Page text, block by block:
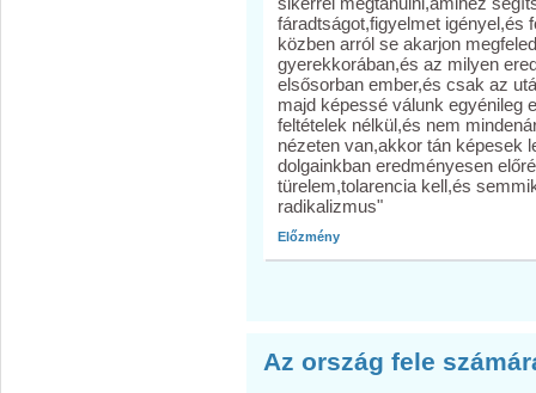
fáradtságot,figyelmet igényel,és
közben arról se akarjon
gyerekkorában,és az milyen
elsősorban ember,és csak az
majd képessé válunk egyénileg
feltételek nélkül,és nem
nézeten van,akkor tán képesek
dolgainkban eredményesen
türelem,tolarencia kell,és
radikalizmus"
Előzmény
Az ország fele